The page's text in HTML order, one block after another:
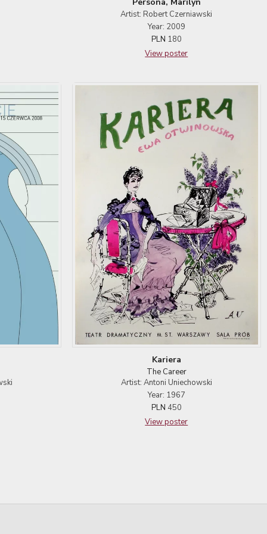
Artist: Robert Czerniawski
Year: 2009
PLN 180
View poster
Kariera
The Career
Artist: Antoni Uniechowski
Year: 1967
PLN 450
View poster